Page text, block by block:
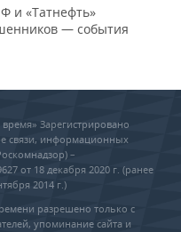
и «Татнефть»
— события
Зарегистрировано
связи, информационных
–
от 18 декабря 2020 г. (ранее
2014 г.)
разрешено только с
упоминание сайта и